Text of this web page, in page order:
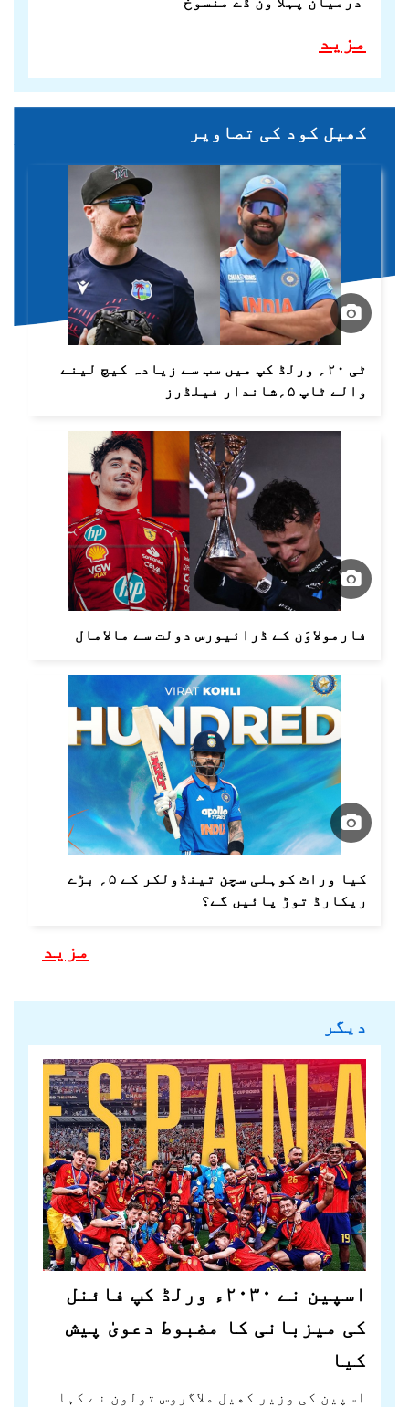
مزید
کھیل کود کی تصاویر
ٹی ۲۰؍ ورلڈ کپ میں سب سے زیادہ کیچ لینے
والے ٹاپ ۵؍شاندار فیلڈرز
فارمولاوَن کے ڈرائیورس دولت سے مالامال
کیا وراٹ کوہلی سچن تینڈولکر کے ۵؍ بڑے
ریکارڈ توڑ پائیں گے؟
مزید
دیگر
اسپین نے ۲۰۳۰ء ورلڈ کپ فائنل
کی میزبانی کا مضبوط دعویٰ پیش
کیا
اسپین کی وزیر کھیل ملاگروس تولون نے کہا